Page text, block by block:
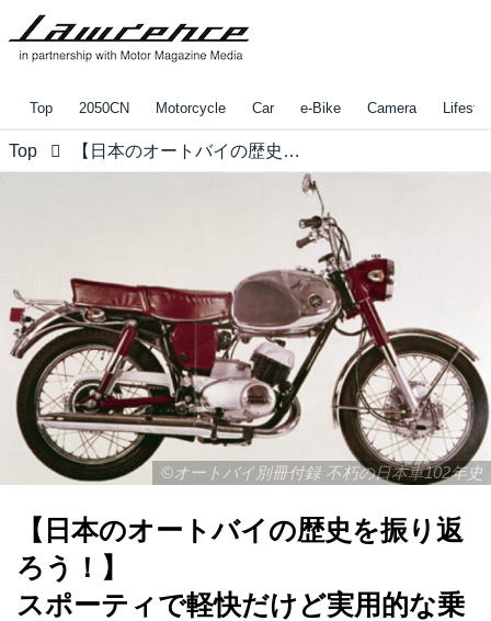
Top 2050CN Motorcycle Car e-Bike Camera
Top 【日本のオートバイの歴史を振り返ろう！】 スポーティで軽快だけど実用的な乗り心地が人気だった「YAMAHA YDT-1」！
©オートバイ別冊付録 不朽の日本車102年史
【日本のオートバイの歴史を振り返
ろう！】
スポーティで軽快だけど実用的な乗